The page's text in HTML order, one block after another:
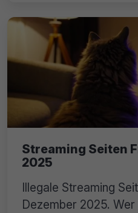
Streaming Seiten
2025
Illegale Streaming
Dezember 2025.